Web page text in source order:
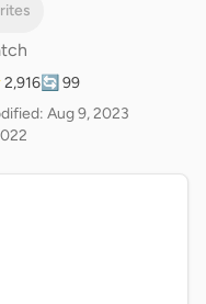
🔄 99
Aug 9, 2023